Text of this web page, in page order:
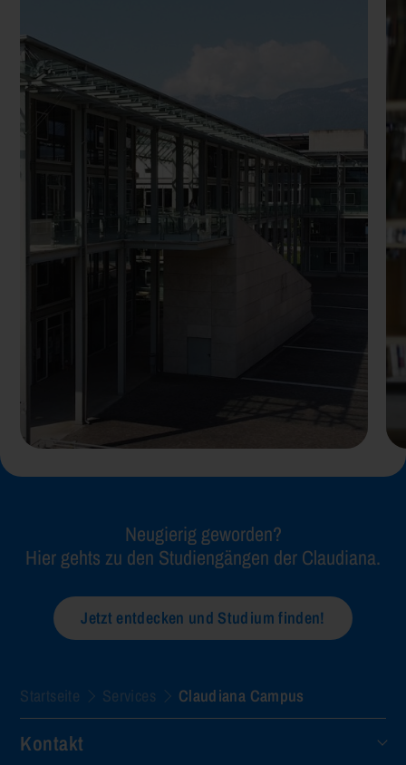
Neugierig geworden?
Hier gehts zu den Studiengängen der Claudiana.
Jetzt entdecken und Studium finden!
Startseite Services Claudiana Campus
Kontakt